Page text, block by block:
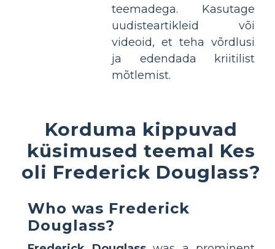
teemadega. Kasutage
uudisteartikleid või
videoid, et teha võrdlusi
ja edendada kriitilist
mõtlemist.
Korduma kippuvad
küsimused teemal Kes
oli Frederick Douglass?
Who was Frederick
Douglass?